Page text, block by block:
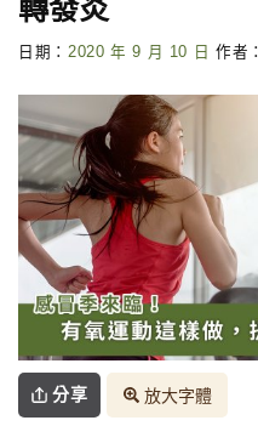
轉發炎
日期： 2020 年 9 月 10 日 作者：
分享 放大字體